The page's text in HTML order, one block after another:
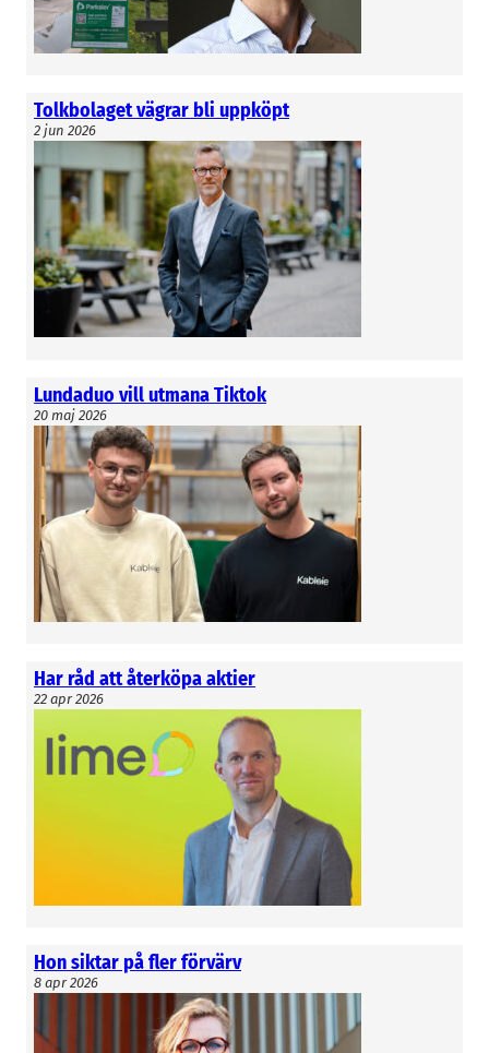
Tolkbolaget vägrar bli uppköpt
2 jun 2026
Lundaduo vill utmana Tiktok
20 maj 2026
Har råd att återköpa aktier
22 apr 2026
Hon siktar på fler förvärv
8 apr 2026